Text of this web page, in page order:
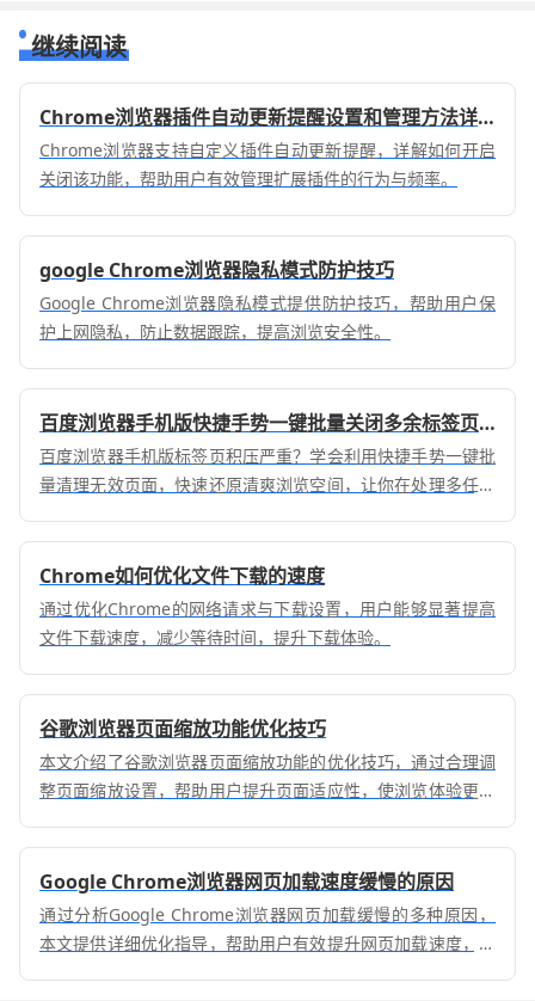
继续阅读
Chrome浏览器插件自动更新提醒设置和管理方法详解
Chrome浏览器支持自定义插件自动更新提醒，详解如何开启
关闭该功能，帮助用户有效管理扩展插件的行为与频率。
google Chrome浏览器隐私模式防护技巧
Google Chrome浏览器隐私模式提供防护技巧，帮助用户保
护上网隐私，防止数据跟踪，提高浏览安全性。
百度浏览器手机版快捷手势一键批量关闭多余标签页面
百度浏览器手机版标签页积压严重？学会利用快捷手势一键批
量清理无效页面，快速还原清爽浏览空间，让你在处理多任务
Chrome如何优化文件下载的速度
通过优化Chrome的网络请求与下载设置，用户能够显著提高
文件下载速度，减少等待时间，提升下载体验。
谷歌浏览器页面缩放功能优化技巧
本文介绍了谷歌浏览器页面缩放功能的优化技巧，通过合理调
整页面缩放设置，帮助用户提升页面适应性，使浏览体验更加
Google Chrome浏览器网页加载速度缓慢的原因
通过分析Google Chrome浏览器网页加载缓慢的多种原因，
本文提供详细优化指导，帮助用户有效提升网页加载速度，改